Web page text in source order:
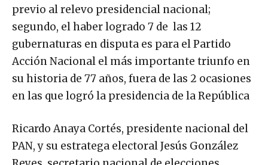
previo al relevo presidencial nacional;
segundo, el haber logrado 7 de las 12
gubernaturas en disputa es para el Partido
Acción Nacional el más importante triunfo en
su historia de 77 años, fuera de las 2 ocasiones
en las que logró la presidencia de la República
Ricardo Anaya Cortés, presidente nacional del
PAN, y su estratega electoral Jesús González